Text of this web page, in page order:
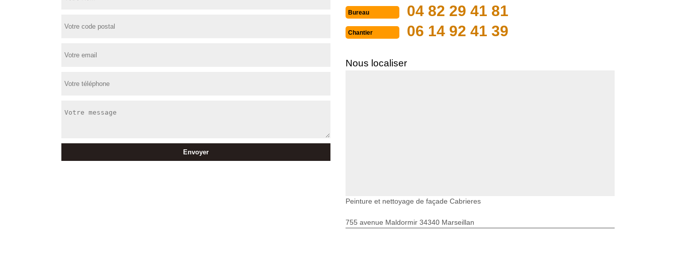
Bureau 04 82 29 41 81
Chantier 06 14 92 41 39
Nous localiser
Peinture et nettoyage de façade Cabrieres
755 avenue Maldormir 34340 Marseillan